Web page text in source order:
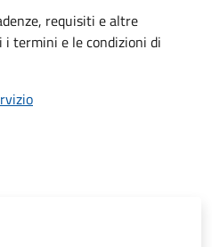
requisiti e altre
termini e le condizioni di